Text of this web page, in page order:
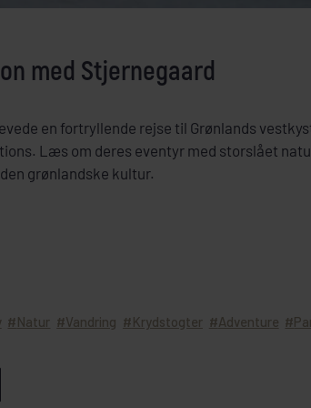
med Stjernegaard
en fortryllende rejse til Grønlands
Læs om deres eventyr med storslået
grønlandske kultur.
Natur Vandring Krydstogter Adventure